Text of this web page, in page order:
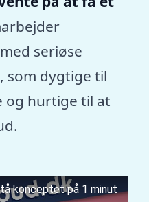
seriøse
som dygtige til
og hurtige til at
konceptet på 1 minut